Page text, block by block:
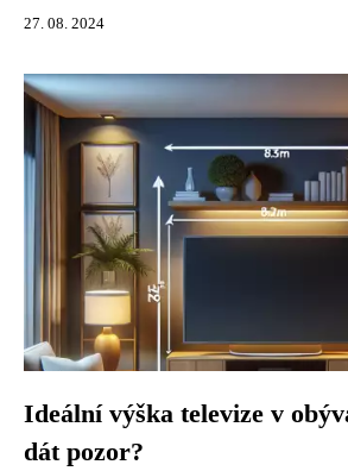
27. 08. 2024
Ideální výška televize v
dát pozor?